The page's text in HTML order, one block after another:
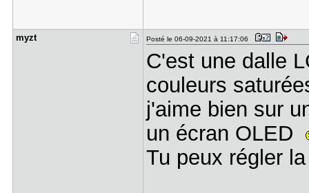
myzt Posté le 06-09-2021 à 11:17:06
C'est une dalle
couleurs
j'aime bien sur
un écran OLED
Tu peux régler